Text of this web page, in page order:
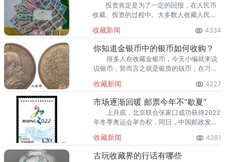
投资肯定是为了一定的回报，在人民币
收藏、投资的过程中。大多数人收藏人民
熟，就立马转手卖出，获得其中差价，但是
该如何转手藏品呢?
收藏新闻 4334
你知道金银币中的银币如何收购？
很多人在收藏金银币，今天小编就来说
说银币，简而言之就是银质的钱币，在习惯
影响。”但明代银币颁行并不广泛，也没有实
物佐证。
收藏新闻 4227
市场逐渐回暖 邮票今年不“歇夏”
上月底，北京联合张家口成功获得2022
年冬季奥运会举办权，同日，中国邮政发行
成功纪念邮票》，短短半个月内就增值了近
10倍。
收藏新闻 4281
古玩收藏界的行话有哪些